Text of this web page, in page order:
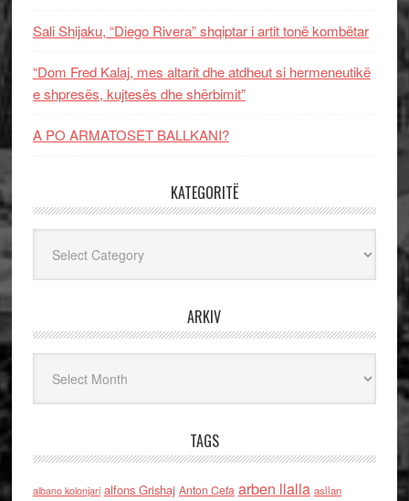
Sali Shijaku, “Diego Rivera” shqiptar i artit tonë kombëtar
“Dom Fred Kalaj, mes altarit dhe atdheut si hermeneutikë
e shpresës, kujtesës dhe shërbimit”
A PO ARMATOSET BALLKANI?
KATEGORITË
ARKIV
TAGS
albano kolonjari alfons Grishaj Anton Cefa arben llalla asllan